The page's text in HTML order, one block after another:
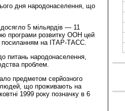
дня народонаселення, що
досягло 5 мільярдів — 11
програми розвитку ООН цей
посиланням на ІТАР-ТАСС.
питань народонаселення,
проблем.
предметом серйозного
людей, що проживають на
1999 року позначку в 6